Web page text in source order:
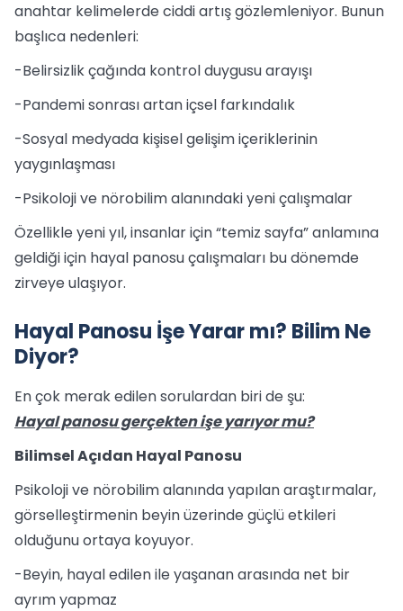
anahtar kelimelerde ciddi artış gözlemleniyor. Bunun
başlıca nedenleri:
-Belirsizlik çağında kontrol duygusu arayışı
-Pandemi sonrası artan içsel farkındalık
-Sosyal medyada kişisel gelişim içeriklerinin
yaygınlaşması
-Psikoloji ve nörobilim alanındaki yeni çalışmalar
Özellikle yeni yıl, insanlar için “temiz sayfa” anlamına
geldiği için hayal panosu çalışmaları bu dönemde
zirveye ulaşıyor.
Hayal Panosu İşe Yarar mı? Bilim Ne
Diyor?
En çok merak edilen sorulardan biri de şu:
Hayal panosu gerçekten işe yarıyor mu?
Bilimsel Açıdan Hayal Panosu
Psikoloji ve nörobilim alanında yapılan araştırmalar,
görselleştirmenin beyin üzerinde güçlü etkileri
olduğunu ortaya koyuyor.
-Beyin, hayal edilen ile yaşanan arasında net bir
ayrım yapmaz